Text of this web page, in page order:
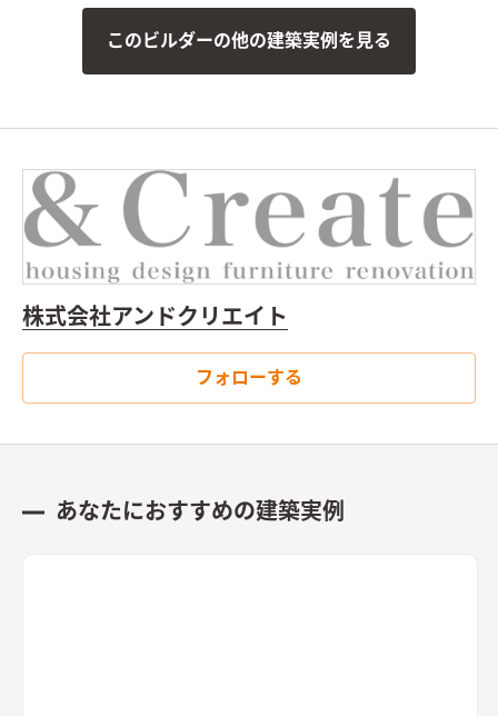
このビルダーの他の建築実例を見る
株式会社アンドクリエイト
フォローする
あなたにおすすめの建築実例